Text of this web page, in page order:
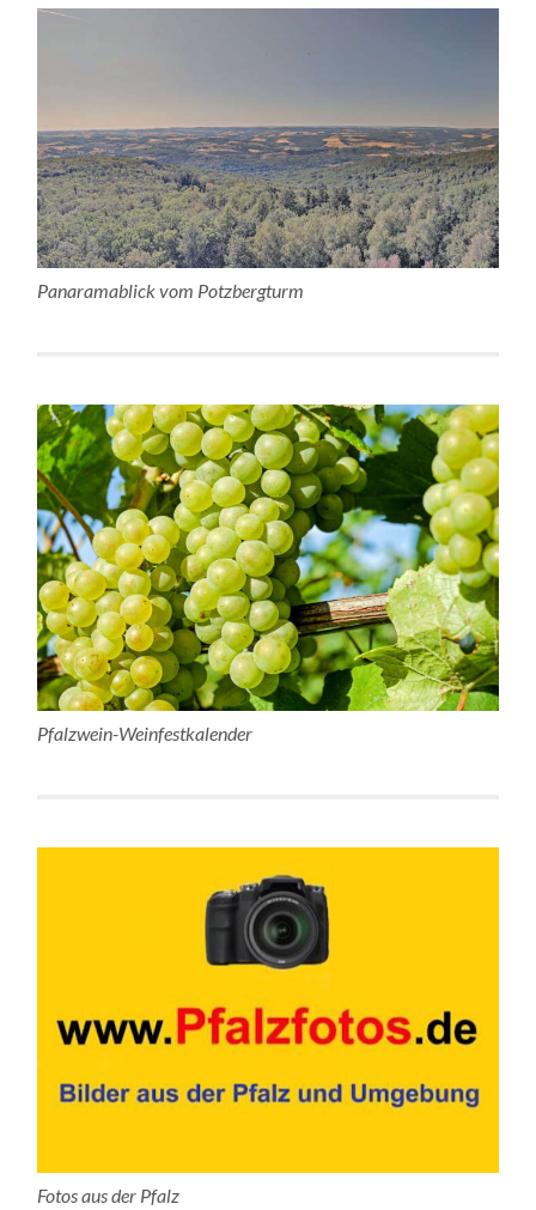
Panaramablick vom Potzbergturm
Pfalzwein-Weinfestkalender
Fotos aus der Pfalz